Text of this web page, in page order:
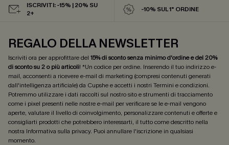
ISCRIVITI: -15% | 20% SU
2+
-10% SUL 1° ORDINE
REGALO DELLA NEWSLETTER
Iscriviti ora per approfittare del 15% di sconto senza minimo d'ordine e del 20%
di sconto su 2 o più articoli! *Un codice per ordine. Inserendo il tuo indirizzo e-
mail, acconsenti a ricevere e-mail di marketing (compresi contenuti generati
dall'intelligenza artificiale) da Cupshe e accetti i nostri Termini e condizioni.
Potremmo utilizzare i dati raccolti sul nostro sito e strumenti di tracciamento
come i pixel presenti nelle nostre e-mail per verificare se le e-mail vengono
aperte, valutare il livello di coinvolgimento, personalizzare contenuti e offerte e
consigliarti prodotti che potrebbero interessarti, il tutto come descritto nella
nostra Informativa sulla privacy. Puoi annullare l'iscrizione in qualsiasi
momento.